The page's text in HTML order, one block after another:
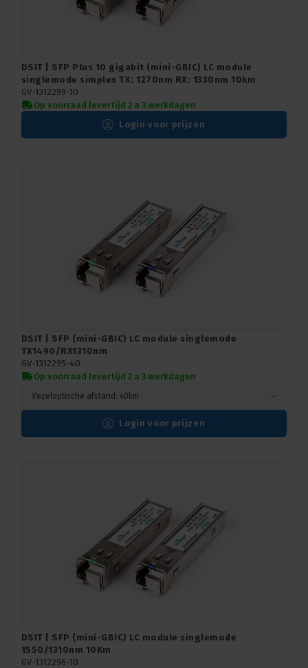
DSIT | SFP Plus 10 gigabit (mini-GBIC) LC module
singlemode simplex TX: 1270nm RX: 1330nm 10km
GV-1312299-10
Op voorraad levertijd 2 a 3 werkdagen
Login voor prijzen
DSIT | SFP (mini-GBIC) LC module singlemode
TX1490/RX1310nm
GV-1312295-40
Op voorraad levertijd 2 a 3 werkdagen
Vezeloptische afstand: 40km
Login voor prijzen
DSIT | SFP (mini-GBIC) LC module singlemode
1550/1310nm 10Km
GV-1312296-10